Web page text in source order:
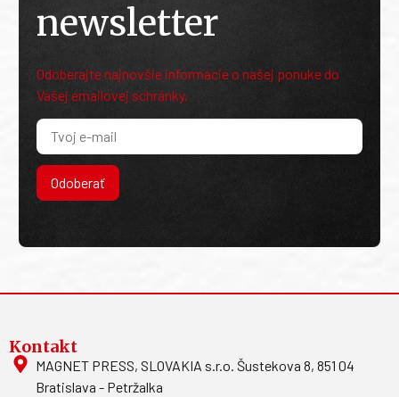
newsletter
Odoberajte najnovšie informácie o našej ponuke do
Vašej emailovej schránky.
Odoberať
Kontakt
MAGNET PRESS, SLOVAKIA s.r.o. Šustekova 8, 851 04
Bratislava - Petržalka